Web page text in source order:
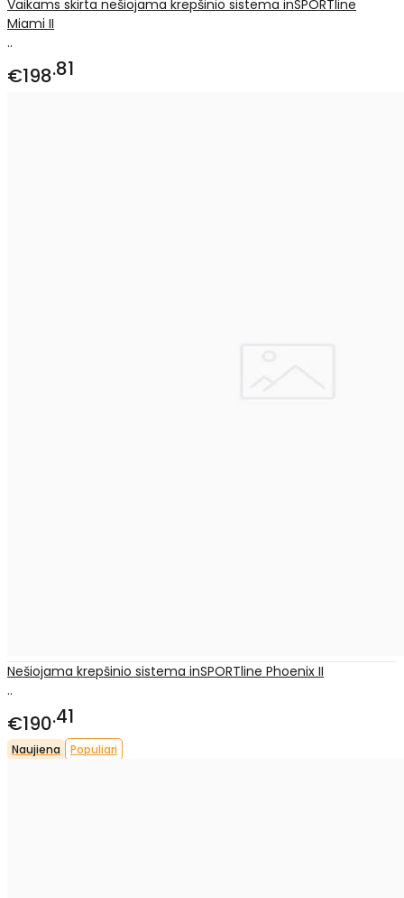
Vaikams skirta nešiojama krepšinio sistema inSPORTline
Miami II
..
€198 81
Nešiojama krepšinio sistema inSPORTline Phoenix II
..
€190 41
Naujiena Populiari